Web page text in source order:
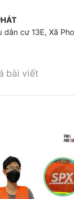
cư 13E, Xã
bài viết